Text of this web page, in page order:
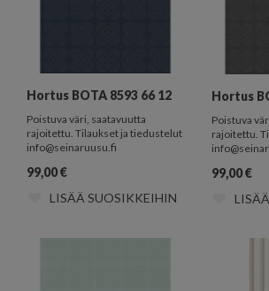
Hortus BOTA 8593 66 12
Poistuva väri, saatavuutta
rajoitettu. Tilaukset ja tiedustelut
info@seinaruusu.fi
99,00€
LISÄÄ SUOSIKKEIHIN
Hortus
Poistuva
rajoitettu.
99,00€